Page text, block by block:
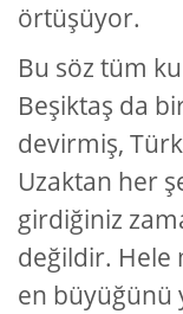
örtüşüyor.
Bu söz tüm
Beşiktaş da
devirmiş,
Uzaktan her
girdiğiniz
değildir. Hele
en büyüğünü